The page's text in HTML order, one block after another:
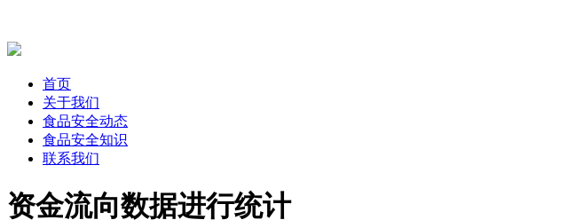
首页
关于我们
食品安全动态
食品安全知识
联系我们
资金流向数据进行统计